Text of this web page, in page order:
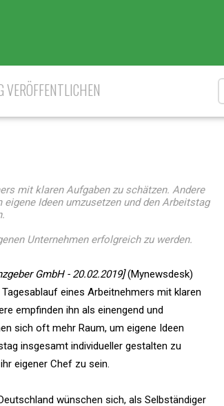
mit klaren Aufgaben zu schätzen. Andere
Ideen umzusetzen und den Arbeitstag
Unternehmen erfolgreich zu werden.
GmbH - 20.02.2019](Mynewsdesk)
eines Arbeitnehmers mit klaren
empfinden ihn als einengend und
sich oft mehr Raum, um eigene Ideen
insgesamt individueller gestalten zu
eigener Chef zu sein.
wünschen sich, als Selbständiger